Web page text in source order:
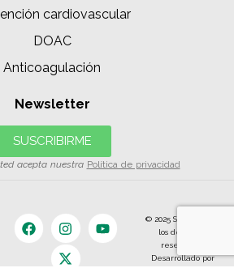
cardiovascular
DOAC
Anticoagulación
Newsletter
SUSCRIBIRME
acepta nuestra Política de privacidad
© 2025 SIAC | Todos
los derechos
reservados.
Desarrollado por